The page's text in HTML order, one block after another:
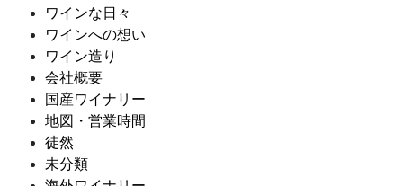
ワインな日々
ワインへの想い
ワイン造り
会社概要
国産ワイナリー
地図・営業時間
徒然
未分類